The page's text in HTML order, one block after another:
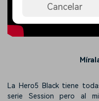
La Hero5 Black tiene
serie Session pero al
Cancelar